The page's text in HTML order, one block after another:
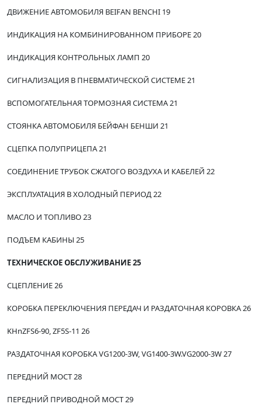
ДВИЖЕНИЕ АВТОМОБИЛЯ BEIFAN BENCHI 19
ИНДИКАЦИЯ НА КОМБИНИРОВАННОМ ПРИБОРЕ 20
ИНДИКАЦИЯ КОНТРОЛЬНЫХ ЛАМП 20
СИГНАЛИЗАЦИЯ В ПНЕВМАТИЧЕСКОЙ СИСТЕМЕ 21
ВСПОМОГАТЕЛЬНАЯ ТОРМОЗНАЯ СИСТЕМА 21
СТОЯНКА АВТОМОБИЛЯ БЕЙФАН БЕНШИ 21
СЦЕПКА ПОЛУПРИЦЕПА 21
СОЕДИНЕНИЕ ТРУБОК СЖАТОГО ВОЗДУХА И КАБЕЛЕЙ 22
ЭКСПЛУАТАЦИЯ В ХОЛОДНЫЙ ПЕРИОД 22
МАСЛО И ТОПЛИВО 23
ПОДЪЕМ КАБИНЫ 25
ТЕХНИЧЕСКОЕ ОБСЛУЖИВАНИЕ 25
СЦЕПЛЕНИЕ 26
КОРОБКА ПЕРЕКЛЮЧЕНИЯ ПЕРЕДАЧ И РАЗДАТОЧНАЯ КОРОВКА 26
KHnZFS6-90, ZF5S-11 26
РАЗДАТОЧНАЯ КОРОБКА VG1200-3W, VG1400-3W.VG2000-3W 27
ПЕРЕДНИЙ МОСТ 28
ПЕРЕДНИЙ ПРИВОДНОЙ МОСТ 29